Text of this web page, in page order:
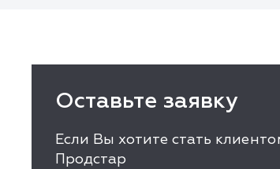
Оставьте заявку
Если Вы хотите стать
Продстар